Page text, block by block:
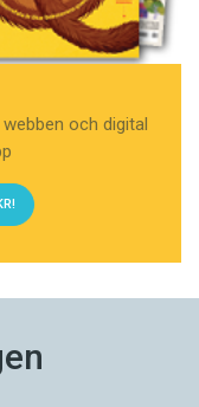
och digital